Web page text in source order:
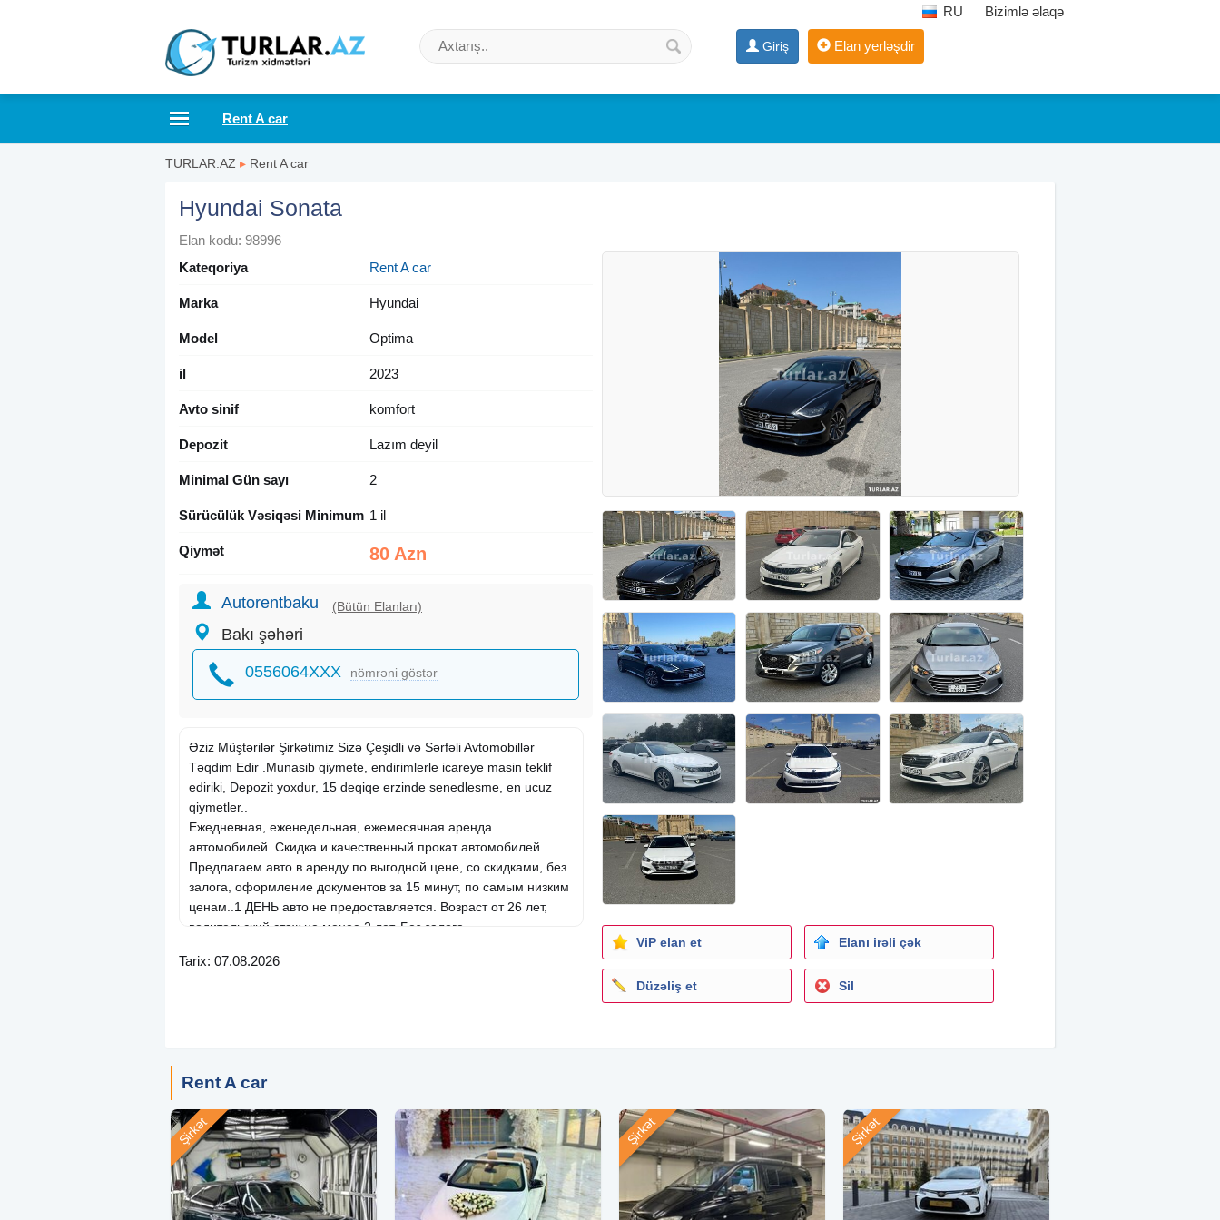
RU Bizimlə əlaqə
Giriş Elan yerləşdir
Rent A car
TURLAR.AZ ▸ Rent A car
Hyundai Sonata
Elan kodu: 98996
Kateqoriya
Rent A car
Marka Hyundai
Model Optima
il 2023
Avto sinif komfort
Depozit Lazım deyil
Minimal Gün sayı 2
Sürücülük Vəsiqəsi Minimum 1 il
Qiymət 80 Azn
Autorentbaku (Bütün Elanları)
Bakı şəhəri
0556064XXX nömrəni göstər
Əziz Müştərilər Şirkətimiz Sizə Çeşidli və Sərfəli Avtomobillər
Təqdim Edir .Munasib qiymete, endirimlerle icareye masin teklif
ediriki, Depozit yoxdur, 15 deqiqe erzinde senedlesme, en ucuz
qiymetler..
Ежедневная, еженедельная, ежемесячная аренда
автомобилей. Скидка и качественный прокат автомобилей
Предлагаем авто в аренду по выгодной цене, со скидками, без
залога, оформление документов за 15 минут, по самым низким
ценам..1 ДЕНЬ авто не предоставляется. Возраст от 26 лет,
водительский стаж не менее 2 лет. Без залога.
We offer a car for rent at a reasonable price, with discounts, No
تأجير السيارات اليومي ، الأسبوعي ، الشهري. الخصم وجودة تأجير
، وثائق في غضون 15 دقيقة ، بأرخص الأسعار. 1 سيارة يومية غير متوفرة.
أكثر من 26 عامًا مع خبرة قيادة لا تقل عن سنتين. لا إيداع
Toy maşınıKirayə maşınArenda maşın Rent a carToy maşını
Kirayə maşın Arenda maşın Rent a car Toy maşını Kirayə maşın
Arenda maşın Rent a car Toy maşını Kirayə maşın Arenda maşın
Rent a car, carrent, icare, arenda, rentacarbaku
Tarix: 07.08.2026
ViP elan et Elanı irəli çək
Düzəliş et Sil
Rent A car
Şirkət Şirkət Şirkət